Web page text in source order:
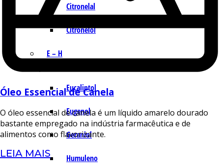
Citronelal
Citronelol
E – H
Eucaliptol
Eugenol
Geraniol
Humuleno
Óleo Essencial de Canela
O óleo essencial de canela é um líquido amarelo dourado
bastante empregado na indústria farmacêutica e de
alimentos como flavorizante.
LEIA MAIS